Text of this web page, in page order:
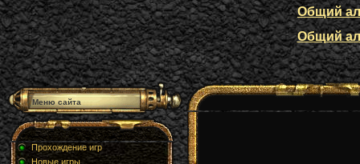
Общий
Общий
Меню сайта
Прохождение игр
Новые игры